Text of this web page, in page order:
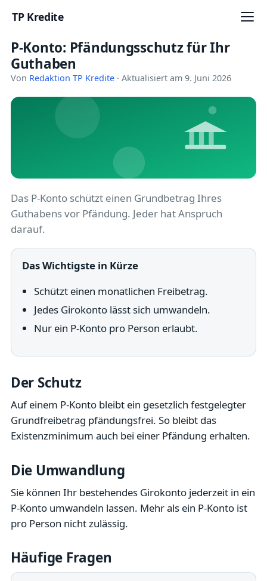
TP Kredite
Startseite
Kredite
Ratgeber
Kreditkarten
Versicherung
Baufinanzierung
P-Konto: Pfändungsschutz für Ihr
Guthaben
Von Redaktion TP Kredite · Aktualisiert am 9. Juni 2026
Das P-Konto schützt einen Grundbetrag Ihres
Guthabens vor Pfändung. Jeder hat Anspruch
darauf.
Das Wichtigste in Kürze
Schützt einen monatlichen Freibetrag.
Jedes Girokonto lässt sich umwandeln.
Nur ein P-Konto pro Person erlaubt.
Der Schutz
Auf einem P-Konto bleibt ein gesetzlich festgelegter
Grundfreibetrag pfändungsfrei. So bleibt das
Existenzminimum auch bei einer Pfändung erhalten.
Die Umwandlung
Sie können Ihr bestehendes Girokonto jederzeit in ein
P-Konto umwandeln lassen. Mehr als ein P-Konto ist
pro Person nicht zulässig.
Häufige Fragen